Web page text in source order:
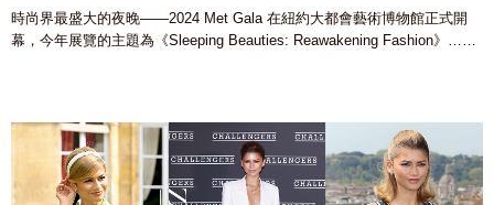
時尚界最盛大的夜晚——2024 Met Gala 在紐約大都會藝術博物館正式開
幕，今年展覽的主題為《Sleeping Beauties: Reawakening Fashion》……